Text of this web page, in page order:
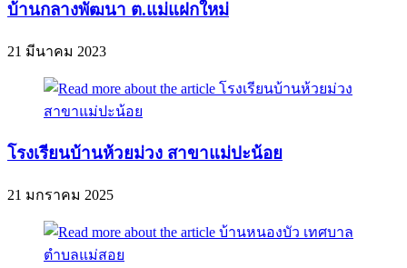
บ้านกลางพัฒนา ต.แม่แฝกใหม่
21 มีนาคม 2023
โรงเรียนบ้านห้วยม่วง สาขาแม่ปะน้อย
21 มกราคม 2025